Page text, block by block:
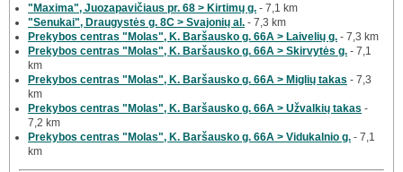
"Maxima", Juozapavičiaus pr. 68 > Kirtimų g. - 7,1 km
"Senukai", Draugystės g. 8C > Svajonių al. - 7,3 km
Prekybos centras "Molas", K. Baršausko g. 66A > Laivelių g. - 7,3 km
Prekybos centras "Molas", K. Baršausko g. 66A > Skirvytės g. - 7,1
km
Prekybos centras "Molas", K. Baršausko g. 66A > Miglių takas - 7,3
km
Prekybos centras "Molas", K. Baršausko g. 66A > Užvalkių takas -
7,2 km
Prekybos centras "Molas", K. Baršausko g. 66A > Vidukalnio g. - 7,1
km